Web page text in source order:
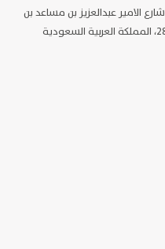
: مجمع ذا إيليت، الدور الأول 8565 شارع الامير عبدالعزيز بن مساعد بن